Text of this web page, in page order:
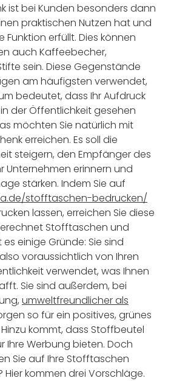
ist bei Kunden besonders dann
praktischen Nutzen hat und
Funktion erfüllt. Dies können
auch Kaffeebecher,
sein. Diese Gegenstände
am häufigsten verwendet,
bedeutet, dass Ihr Aufdruck
der Öffentlichkeit gesehen
möchten Sie natürlich mit
erreichen. Es soll die
steigern, den Empfänger des
Unternehmen erinnern und
stärken. Indem Sie auf
stofftaschen-bedrucken/
lassen, erreichen Sie diese
Stofftaschen und
einige Gründe: Sie sind
voraussichtlich von Ihren
verwendet, was Ihnen
Sie sind außerdem, bei
umweltfreundlicher als
so für ein positives, grünes
kommt, dass Stoffbeutel
Ihre Werbung bieten. Doch
Sie auf Ihre Stofftaschen
kommen drei Vorschläge.